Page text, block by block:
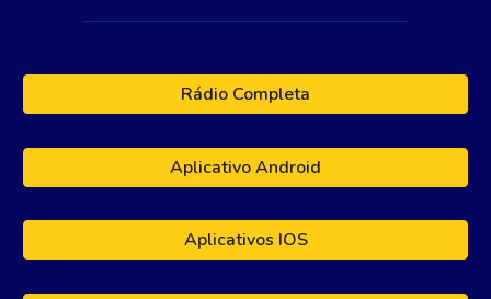
Rádio Completa
Aplicativo Android
Aplicativos IOS